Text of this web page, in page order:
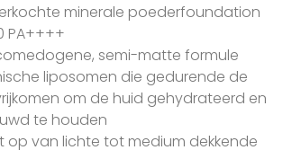
minerale poederfoundation
PA++++
semi-matte formule
liposomen die gedurende de
om de huid gehydrateerd en
te houden
op van lichte tot medium dekkende